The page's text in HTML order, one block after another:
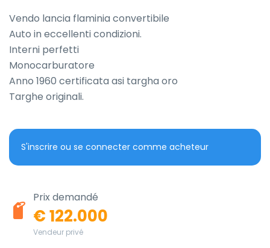
Vendo lancia flaminia convertibile
Auto in eccellenti condizioni.
Interni perfetti
Monocarburatore
Anno 1960 certificata asi targha oro
Targhe originali.
S'inscrire ou se connecter comme acheteur
Prix demandé
€ 122.000
Vendeur privé